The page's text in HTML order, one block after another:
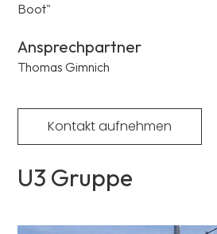
Boot"
Ansprechpartner
Thomas Gimnich
Kontakt aufnehmen
U3 Gruppe